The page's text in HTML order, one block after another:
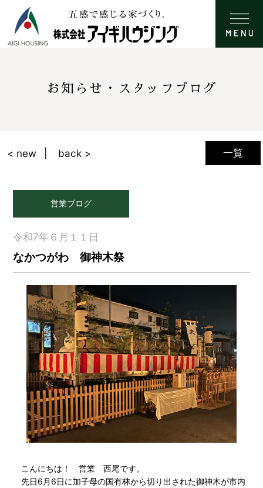
お知らせ・スタッフブログ
一覧
< new back >
営業ブログ
令和7年６月１１日
なかつがわ 御神木祭
こんにちは！ 営業 西尾です。
先日6月6日に加子母の国有林から切り出された御神木が市内